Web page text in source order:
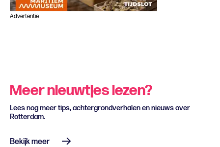
Advertentie
Meer nieuwtjes lezen?
Lees nog meer tips, achtergrondverhalen en nieuws over
Rotterdam.
Bekijk meer